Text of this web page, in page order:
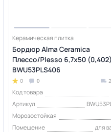
Керамическая плитка
Бордюр Alma Ceramica
Плессо/Plesso 6,7х50 (0,402)
BWU53PLS406
0 0
Код товара
Артикул
Морозостойкая
Помещение
для